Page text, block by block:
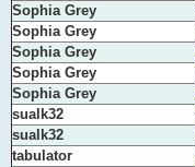
Sophia Grey
Sophia Grey
Sophia Grey
Sophia Grey
Sophia Grey
sualk32
sualk32
tabulator